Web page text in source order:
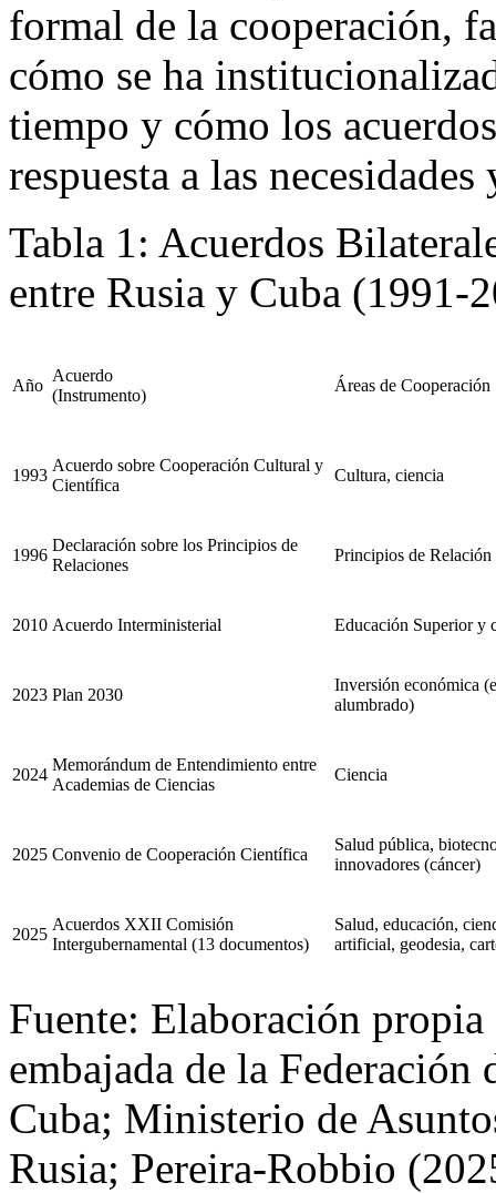
formal de la cooperación,
cómo se ha
tiempo y cómo los
respuesta a las
Tabla 1: Acuerdos
entre Rusia y Cuba (1991-
Año
Acuerdo
(Instrumento)
Áreas de Cooperación
1993
Acuerdo sobre Cooperación Cultural y
Científica
Cultura, ciencia
1996
Declaración sobre los Principios de
Relaciones
Principios de Relación
2010 Acuerdo Interministerial Educación Superior y
2023 Plan 2030
Inversión económica
alumbrado)
2024
Memorándum de Entendimiento entre
Academias de Ciencias
Ciencia
2025 Convenio de Cooperación Científica
Salud pública,
innovadores (cáncer)
2025
Acuerdos XXII Comisión
Intergubernamental (13 documentos)
Salud, educación,
artificial, geodesia,
Fuente: Elaboración
embajada de la Federación
Cuba; Ministerio de
Rusia; Pereira-Robbio